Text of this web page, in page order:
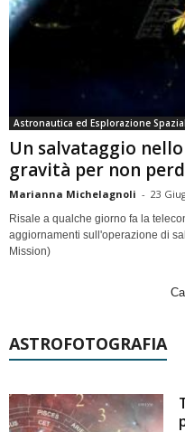
Astronautica ed Esplorazione
Un salvataggio
gravità per non
Marianna Michelagnoli - 23
Risale a qualche giorno fa la
aggiornamenti sull'operazione di
Mission)
ASTROFOTOGRAFIA